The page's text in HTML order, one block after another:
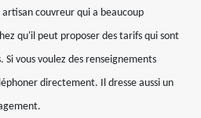
couvreur qui a beaucoup
qu'il peut proposer des tarifs qui sont
Si vous voulez des renseignements
directement. Il dresse aussi un